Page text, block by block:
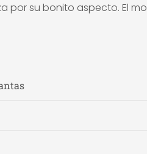
por su bonito aspecto. El